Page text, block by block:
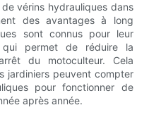
vérins hydrauliques dans
des avantages à long
sont connus pour leur
permet de réduire la
du motoculteur. Cela
jardiniers peuvent compter
pour fonctionner de
après année.